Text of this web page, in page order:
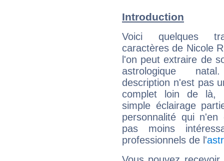
Introduction
Voici quelques
caractères de Nicole
l'on peut extraire de
astrologique
description n'est pas
complet loin de là,
simple éclairage
personnalité qui n'en
pas moins
professionnels de l'